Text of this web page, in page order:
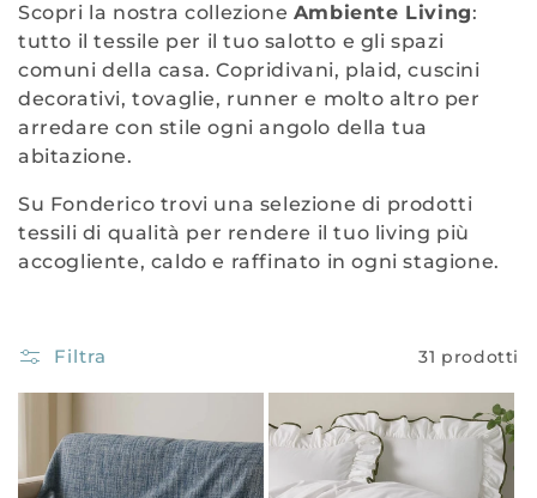
l
l
e
z
i
o
e
Scopri la nostra collezione Ambiente Living:
tutto il tessile per il tuo salotto e gli spazi
comuni della casa. Copridivani, plaid, cuscini
decorativi, tovaglie, runner e molto altro per
arredare con stile ogni angolo della tua
abitazione.
Su Fonderico trovi una selezione di prodotti
tessili di qualità per rendere il tuo living più
accogliente, caldo e raffinato in ogni stagione.
Filtra 31 prodotti